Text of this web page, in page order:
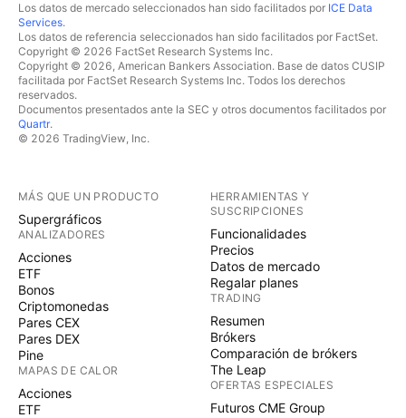
Los datos de mercado seleccionados han sido facilitados por ICE Data
Services.
Los datos de referencia seleccionados han sido facilitados por FactSet.
Copyright © 2026 FactSet Research Systems Inc.
Copyright © 2026, American Bankers Association. Base de datos CUSIP
facilitada por FactSet Research Systems Inc. Todos los derechos
reservados.
Documentos presentados ante la SEC y otros documentos facilitados por
Quartr.
© 2026 TradingView, Inc.
MÁS QUE UN PRODUCTO
Supergráficos
ANALIZADORES
Acciones
ETF
Bonos
Criptomonedas
Pares CEX
Pares DEX
Pine
MAPAS DE CALOR
Acciones
ETF
HERRAMIENTAS Y
SUSCRIPCIONES
Funcionalidades
Precios
Datos de mercado
Regalar planes
TRADING
Resumen
Brókers
Comparación de brókers
The Leap
OFERTAS ESPECIALES
Futuros CME Group